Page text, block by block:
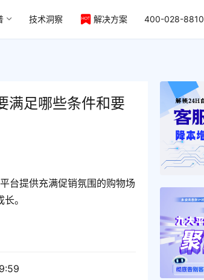
技术洞察 解决方案 400-028-8810
满足哪些条件和要
台提供充满促销氛围的购物场
。